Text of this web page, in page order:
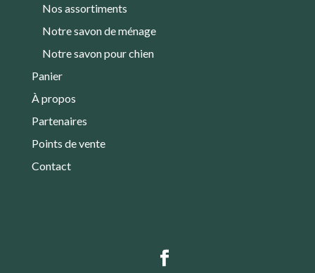
Nos assortiments
Notre savon de ménage
Notre savon pour chien
Panier
À propos
Partenaires
Points de vente
Contact